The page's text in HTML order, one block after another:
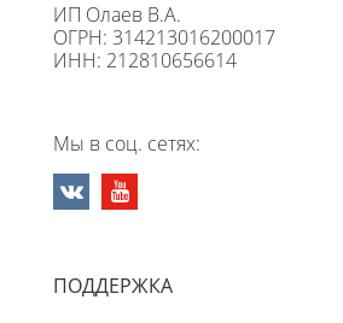
ИП Олаев В.А.
ОГРН: 314213016200017
ИНН: 212810656614
Мы в соц. сетях:
ПОДДЕРЖКА